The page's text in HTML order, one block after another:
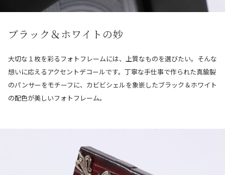
ブラック＆ホワイトの妙
大切な１枚を彩るフォトフレームには、上質なものを選びたい。そんな
想いに応えるアクセントデコールです。丁寧な手仕事で作られた真鍮製
のパンサーをモチーフに、カビビシェルを象嵌したブラック＆ホワイト
の配色が美しいフォトフレーム。